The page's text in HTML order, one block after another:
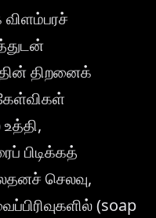
திறனைக்
பிடிக்கத்
செலவு,
(soap